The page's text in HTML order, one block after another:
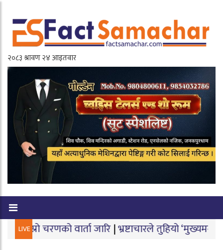
LIVE
वार्ता जारि|भ्रष्टाचारले तुहियो ‘मुख्यमन्त्री बेटी